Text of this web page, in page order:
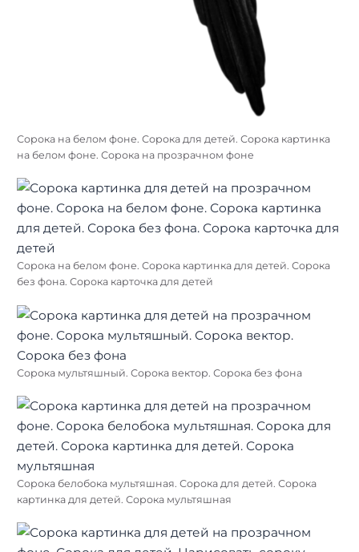
Сорока на белом фоне. Сорока для детей. Сорока картинка
на белом фоне. Сорока на прозрачном фоне
Сорока на белом фоне. Сорока картинка для детей. Сорока
без фона. Сорока карточка для детей
Сорока мультяшный. Сорока вектор. Сорока без фона
Сорока белобока мультяшная. Сорока для детей. Сорока
картинка для детей. Сорока мультяшная